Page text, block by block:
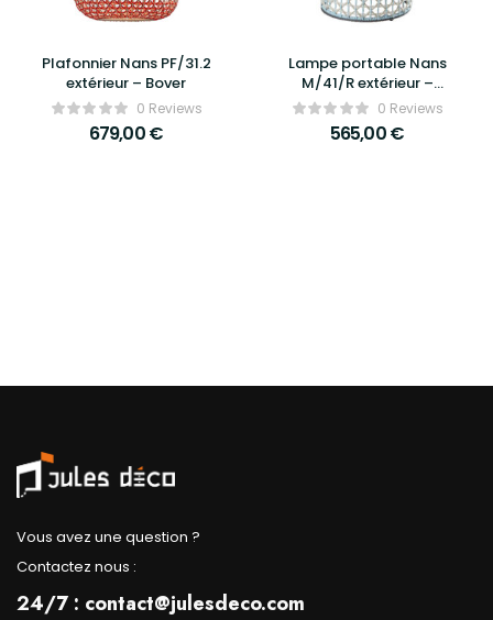
Plafonnier Nans PF/31.2
extérieur – Bover
0 Reviews
679,00€
Lampe portable Nans
M/41/R extérieur –
Bover0 Reviews
565,00€
Vous avez une question ?
Contactez nous :
24/7 : contact@julesdeco.com